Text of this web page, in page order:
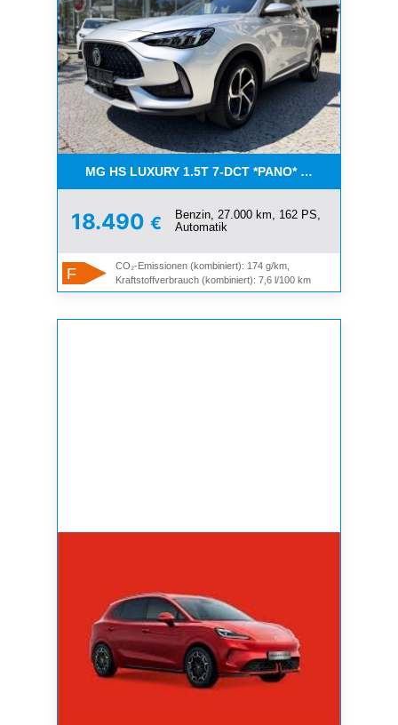
MG HS LUXURY 1.5T 7-DCT *PANO* AUCH IN WEISS
18.490 €
Benzin, 27.000 km, 162 PS,
Automatik
F
CO₂-Emissionen (kombiniert): 174 g/km,
Kraftstoffverbrauch (kombiniert): 7,6 l/100 km